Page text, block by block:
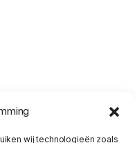
wij technologieën zoals